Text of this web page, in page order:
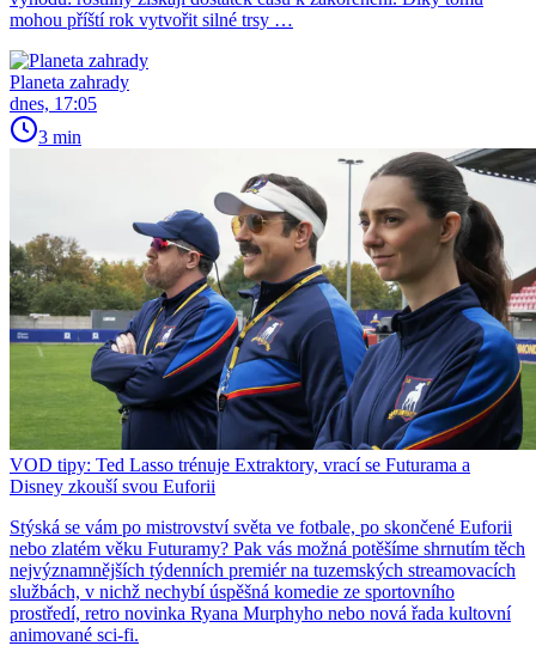
mohou příští rok vytvořit silné trsy …
Planeta zahrady
dnes, 17:05
3 min
VOD tipy: Ted Lasso trénuje Extraktory, vrací se Futurama a
Disney zkouší svou Euforii
Stýská se vám po mistrovství světa ve fotbale, po skončené Euforii
nebo zlatém věku Futuramy? Pak vás možná potěšíme shrnutím těch
nejvýznamnějších týdenních premiér na tuzemských streamovacích
službách, v nichž nechybí úspěšná komedie ze sportovního
prostředí, retro novinka Ryana Murphyho nebo nová řada kultovní
animované sci-fi.